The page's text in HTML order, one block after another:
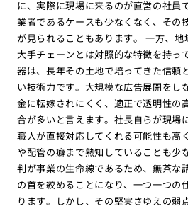
に、実際に現場に来るのが直営の社員
業者であるケースも少なくなく、その
が見られることもあります。 一方、地
大手チェーンとは対照的な特徴を持っ
器は、長年その土地で培ってきた信頼
い技術力です。大規模な広告展開をし
金に転嫁されにくく、適正で透明性の
合が多いと言えます。社長自らが現場
職人が直接対応してくれる可能性も高
や配管の癖まで熟知していることも少
判が事業の生命線であるため、無茶な
の首を絞めることになり、一つ一つの
ります。しかし、その堅実さゆえの弱